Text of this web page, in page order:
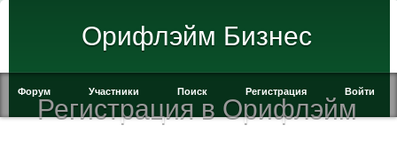
Орифлэйм Бизнес
Регистрация в Орифлэйм
Форум Участники Поиск Регистрация Войти